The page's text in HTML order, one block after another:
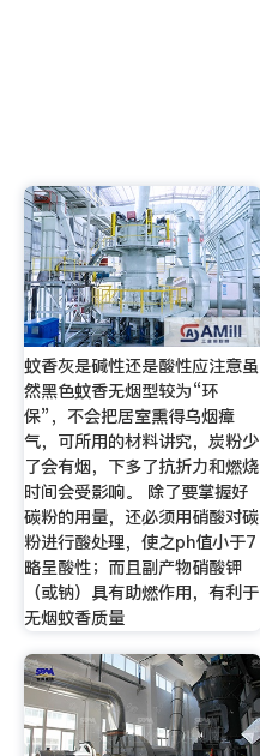
蚊香灰是碱性还是酸性应注意虽
然黑色蚊香无烟型较为“环
保”，不会把居室熏得乌烟瘴
气，可所用的材料讲究，炭粉少
了会有烟，下多了抗折力和燃烧
时间会受影响。 除了要掌握好
碳粉的用量，还必须用硝酸对碳
粉进行酸处理，使之ph值小于7
略呈酸性；而且副产物硝酸钾
（或钠）具有助燃作用，有利于
无烟蚊香质量